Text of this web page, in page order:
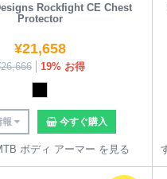
Rockfight CE Chest
Protector
¥21,658
26,666 19% お得
報 今すぐ購入
ボディ アーマー を見る